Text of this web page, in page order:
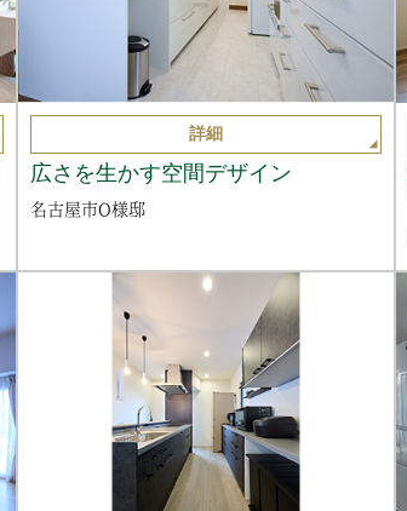
詳細
広さを生かす空間デザイン
名古屋市O様邸